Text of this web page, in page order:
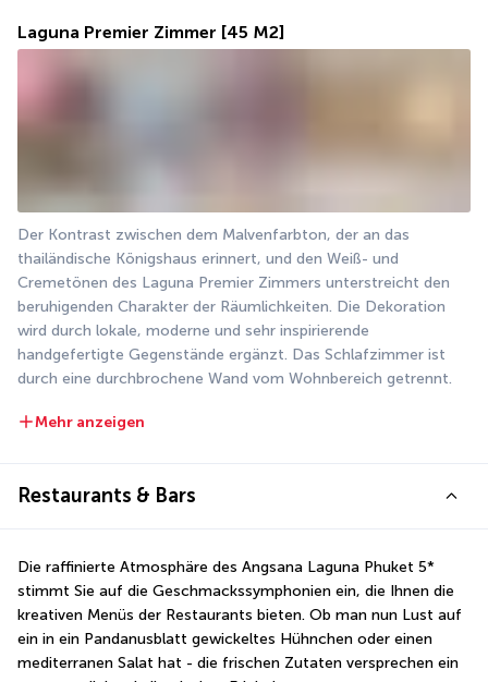
Laguna Premier Zimmer [45 M2]
Der Kontrast zwischen dem Malvenfarbton, der an das
thailändische Königshaus erinnert, und den Weiß- und
Cremetönen des Laguna Premier Zimmers unterstreicht den
beruhigenden Charakter der Räumlichkeiten. Die Dekoration
wird durch lokale, moderne und sehr inspirierende
handgefertigte Gegenstände ergänzt. Das Schlafzimmer ist
durch eine durchbrochene Wand vom Wohnbereich getrennt.
Mehr anzeigen
Restaurants & Bars
Die raffinierte Atmosphäre des Angsana Laguna Phuket 5*
stimmt Sie auf die Geschmackssymphonien ein, die Ihnen die
kreativen Menüs der Restaurants bieten. Ob man nun Lust auf
ein in ein Pandanusblatt gewickeltes Hühnchen oder einen
mediterranen Salat hat - die frischen Zutaten versprechen ein